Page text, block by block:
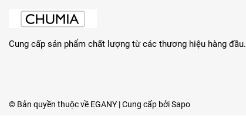
Cung cấp sản phẩm chất lượng từ các thương hiệu hàng đầu.
© Bản quyền thuộc về EGANY | Cung cấp bởiSapo